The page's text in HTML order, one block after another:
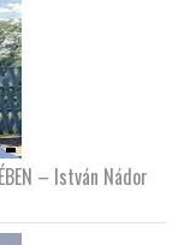
– István Nádor